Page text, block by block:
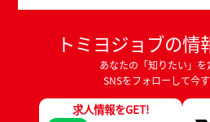
トミヨジョブの情
あなたの「知りたい」を
SNSをフォローして今
求人情報をGET!